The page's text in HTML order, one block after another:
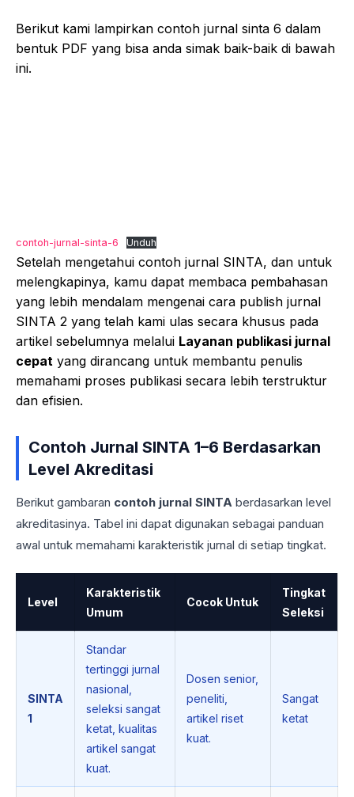
Berikut kami lampirkan contoh jurnal sinta 6 dalam
bentuk PDF yang bisa anda simak baik-baik di bawah
ini.
contoh-jurnal-sinta-6 Unduh
Setelah mengetahui contoh jurnal SINTA, dan untuk
melengkapinya, kamu dapat membaca pembahasan
yang lebih mendalam mengenai cara publish jurnal
SINTA 2 yang telah kami ulas secara khusus pada
artikel sebelumnya melalui Layanan publikasi jurnal
cepat yang dirancang untuk membantu penulis
memahami proses publikasi secara lebih terstruktur
dan efisien.
Contoh Jurnal SINTA 1–6 Berdasarkan
Level Akreditasi
Berikut gambaran contoh jurnal SINTA berdasarkan level
akreditasinya. Tabel ini dapat digunakan sebagai panduan
awal untuk memahami karakteristik jurnal di setiap tingkat.
Level
Karakteristik
Umum
Cocok Untuk
Tingkat
Seleksi
SINTA
1
Standar
tertinggi jurnal
nasional,
seleksi sangat
ketat, kualitas
artikel sangat
kuat.
Dosen senior,
peneliti,
artikel riset
kuat.
Sangat
ketat